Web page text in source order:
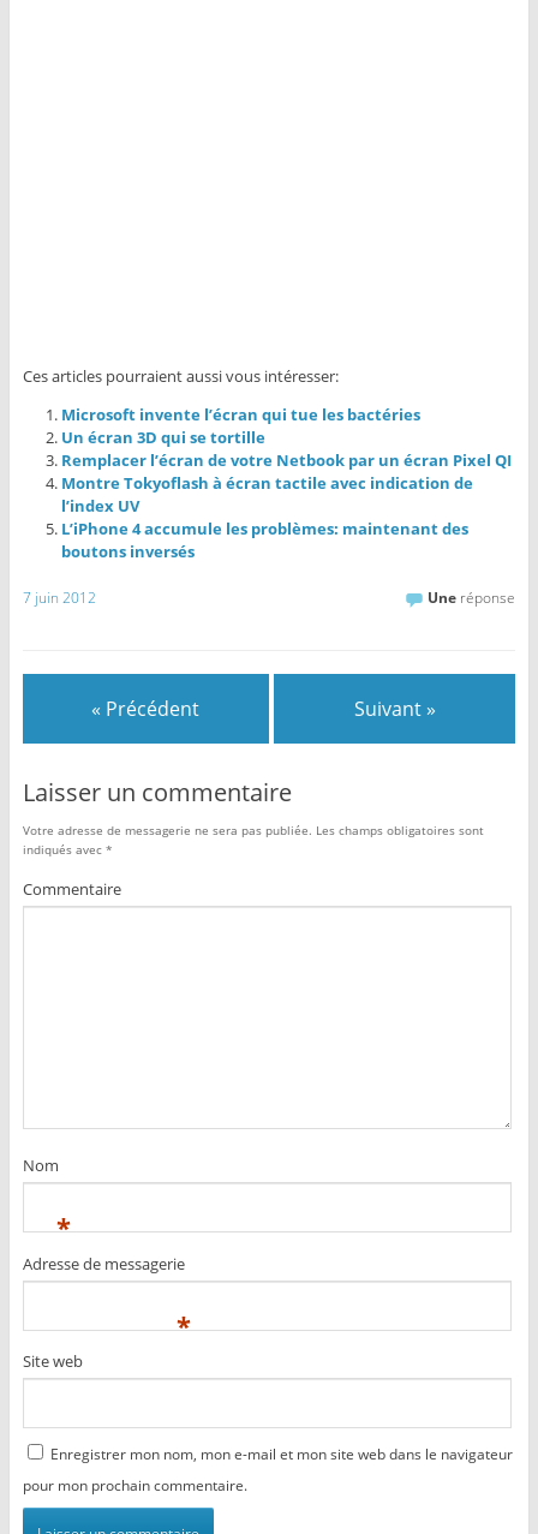
Ces articles pourraient aussi vous intéresser:
Microsoft invente l’écran qui tue les bactéries
Un écran 3D qui se tortille
Remplacer l’écran de votre Netbook par un écran Pixel QI
Montre Tokyoflash à écran tactile avec indication de
l’index UV
L’iPhone 4 accumule les problèmes: maintenant des
boutons inversés
7 juin 2012 Une réponse
« Précédent Suivant »
Laisser un commentaire
Votre adresse de messagerie ne sera pas publiée. Les champs obligatoires sont
indiqués avec *
Commentaire
Nom
*
Adresse de messagerie
*
Site web
Enregistrer mon nom, mon e-mail et mon site web dans le navigateur
pour mon prochain commentaire.